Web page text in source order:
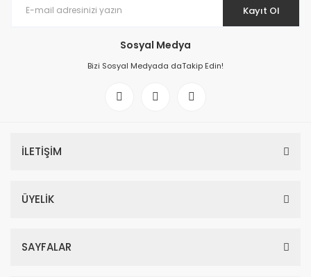
Kayıt Ol
Sosyal Medya
Bizi Sosyal Medyada daTakip Edin!
İLETİŞİM
ÜYELİK
SAYFALAR